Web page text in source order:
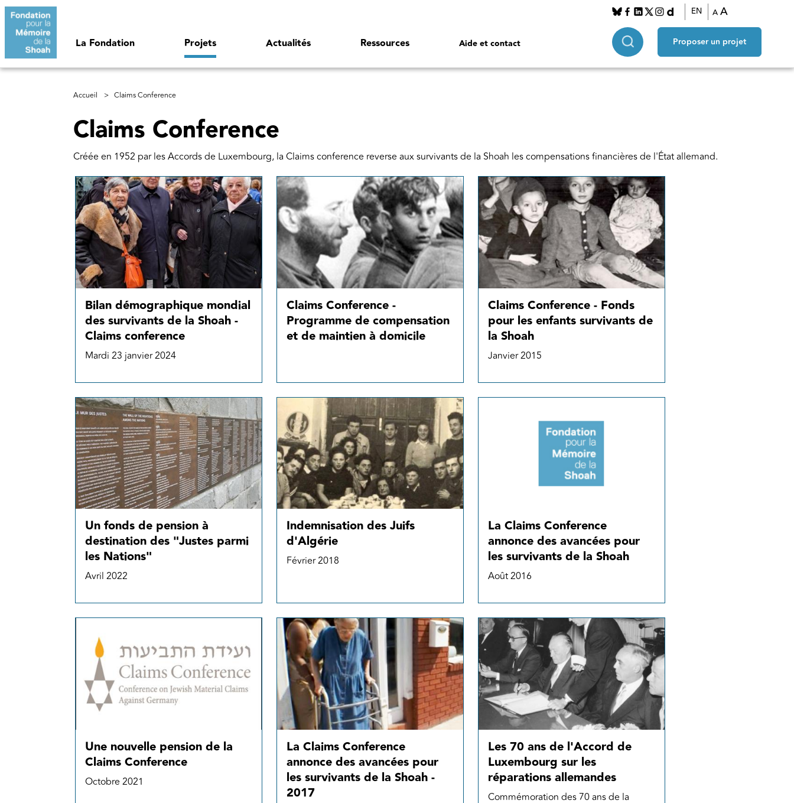
Aller au contenu principal
La Fondation Projets Actualités Ressources Aide et contact
EN A A
Proposer un projet
Fil d'Ariane
Accueil Claims Conference
Claims Conference
Créée en 1952 par les Accords de Luxembourg, la Claims conference reverse aux survivants de la Shoah les compensations financières de l'État allemand.
Bilan démographique mondial
des survivants de la Shoah -
Claims conference
Mardi 23 janvier 2024
Claims Conference -
Programme de compensation
et de maintien à domicile
Claims Conference - Fonds
pour les enfants survivants de
la Shoah
Janvier 2015
Un fonds de pension à
destination des "Justes parmi
les Nations"
Avril 2022
Indemnisation des Juifs
d'Algérie
Février 2018
La Claims Conference
annonce des avancées pour
les survivants de la Shoah
Août 2016
Une nouvelle pension de la
Claims Conference
Octobre 2021
La Claims Conference
annonce des avancées pour
les survivants de la Shoah -
2017
Les 70 ans de l'Accord de
Luxembourg sur les
réparations allemandes
Commémoration des 70 ans de la